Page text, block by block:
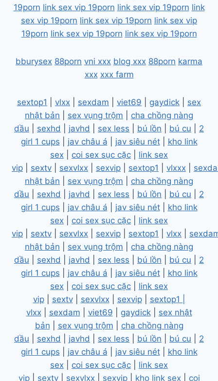
19porn link sex vip 19porn link sex vip 19porn link
sex vip 19porn link sex vip 19porn link sex vip
19porn link sex vip 19porn link sex vip 19porn
bburysex 88porn vni xxx blog xxx 88porn karma
xxx xxx farm
sextop1 vlxx sexdam viet69 gaydick
sex
nhật bản
sex vụng trộm
cha chồng nàng
dầu
sexhd javhd sex less bú lồn bú cu
2
girl 1 cups
jav châu á jav siêu nét| kho link
sex
coi sex sục cặc
link sex
vip
sextv sexvlxx sexvip sextop1 vlxxx
nhật bản
sex vụng trộm
cha chồng nàng
dầu
sexhd javhd sex less bú lồn bú cu
2
girl 1 cups
jav châu á jav siêu nét| kho link
sex
coi sex sục cặc
link sex
vip
sextv sexvlxx sexvip sextop1 vlxx
nhật bản
sex vụng trộm
cha chồng nàng
dầu
sexhd javhd sex less bú lồn bú cu
2
girl 1 cups
jav châu á jav siêu nét| kho link
sex
coi sex sục cặc
link sex
vip| sextv| sexvlxx| sexvip| sextop1 |
vlxx| sexdam viet69 gaydick| sex nhật
bản
sex vụng trộm
cha chồng nàng
dầu
sexhd javhd sex less bú lồn bú cu
2
girl 1 cups
jav châu á jav siêu nét| kho link
sex
coi sex sục cặc
link sex
vip| sextv| sexvlxx| sexvip| kho link sex| coi